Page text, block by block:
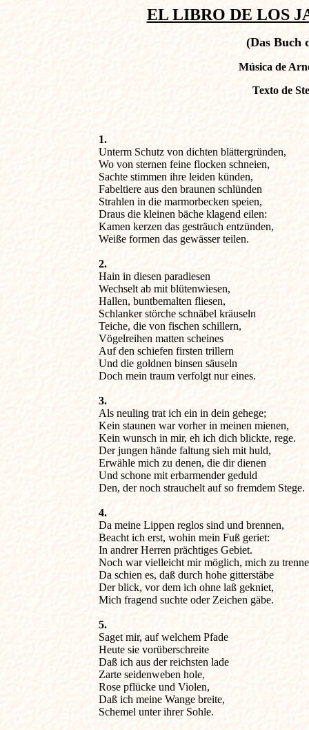
EL LIBRO DE LOS
(Das Buch
Música de
Texto de
1.
Unterm Schutz von dichten blättergründen,
Wo von sternen feine flocken schneien,
Sachte stimmen ihre leiden künden,
Fabeltiere aus den braunen schlünden
Strahlen in die marmorbecken speien,
Draus die kleinen bäche klagend eilen:
Kamen kerzen das gesträuch entzünden,
Weiße formen das gewässer teilen.
2.
Hain in diesen paradiesen
Wechselt ab mit blütenwiesen,
Hallen, buntbemalten fliesen,
Schlanker störche schnäbel kräuseln
Teiche, die von fischen schillern,
Vögelreihen matten scheines
Auf den schiefen firsten trillern
Und die goldnen binsen säuseln
Doch mein traum verfolgt nur eines.
3.
Als neuling trat ich ein in dein gehege;
Kein staunen war vorher in meinen mienen,
Kein wunsch in mir, eh ich dich blickte, rege.
Der jungen hände faltung sieh mit huld,
Erwähle mich zu denen, die dir dienen
Und schone mit erbarmender geduld
Den, der noch strauchelt auf so fremdem Stege.
4.
Da meine Lippen reglos sind und brennen,
Beacht ich erst, wohin mein Fuß geriet:
In andrer Herren prächtiges Gebiet.
Noch war vielleicht mir möglich, mich zu
Da schien es, daß durch hohe gitterstäbe
Der blick, vor dem ich ohne laß gekniet,
Mich fragend suchte oder Zeichen gäbe.
5.
Saget mir, auf welchem Pfade
Heute sie vorüberschreite
Daß ich aus der reichsten lade
Zarte seidenweben hole,
Rose pflücke und Violen,
Daß ich meine Wange breite,
Schemel unter ihrer Sohle.